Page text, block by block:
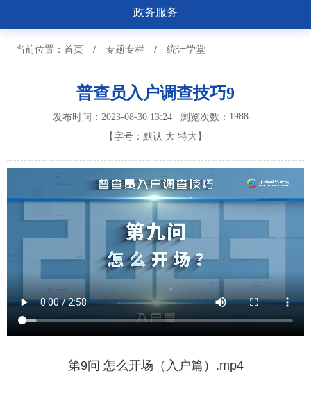
政务服务
当前位置： 首页 / 专题专栏 / 统计学堂
普查员入户调查技巧9
发布时间：2023-08-30 13:24浏览次数： 1988
【字号： 默认 大 特大 】
第9问 怎么开场（入户篇）.mp4